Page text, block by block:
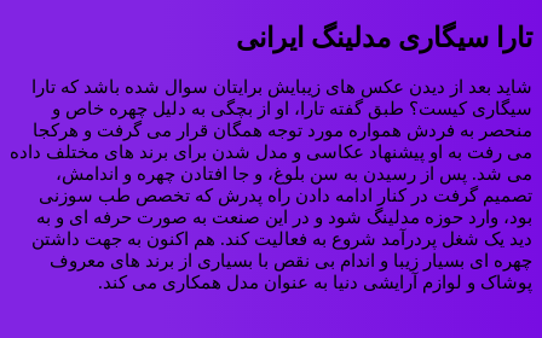
تارا سیگاری مدلینگ ایرانی
شاید بعد از دیدن عکس های زیبایش برایتان سوال شده باشد که تارا
سیگاری کیست؟ طبق گفته تارا، او از بچگی به دلیل چهره خاص و
منحصر به فردش همواره مورد توجه همگان قرار می گرفت و هرکجا
می رفت به او پیشنهاد عکاسی و مدل شدن برای برند های مختلف داده
می شد. پس از رسیدن به سن بلوغ، و جا افتادن چهره و اندامش،
تصمیم گرفت در کنار ادامه دادن راه پدرش که تخصص طب سوزنی
بود، وارد حوزه مدلینگ شود و در این صنعت به صورت حرفه ای و به
دید یک شغل پردرآمد شروع به فعالیت کند. هم اکنون به جهت داشتن
چهره ای بسیار زیبا و اندام بی نقص با بسیاری از برند های معروف
پوشاک و لوازم آرایشی دنیا به عنوان مدل همکاری می کند.